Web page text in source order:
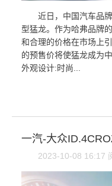
近日，中国汽车品
型猛龙。作为哈弗品牌
和合理的价格在市场上
的预售价将使猛龙成为
外观设计:时尚...
一汽-大众
2023-10-08 16:17